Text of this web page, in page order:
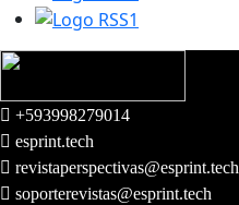
+593998279014
esprint.tech
revistaperspectivas@esprint.tech
soporterevistas@esprint.tech